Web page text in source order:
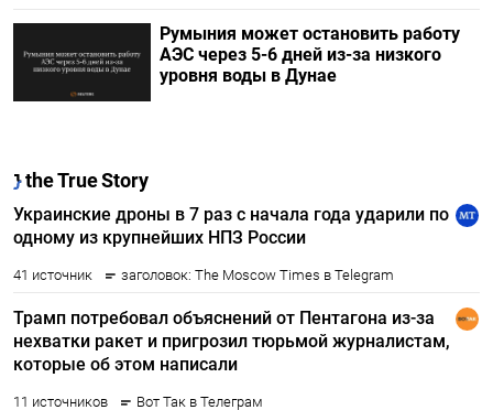
Румыния может остановить работу
АЭС через 5-6 дней из-за низкого
уровня воды в Дунае